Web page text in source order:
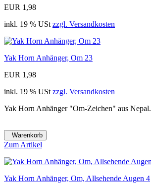
EUR 1,98
inkl. 19 % USt zzgl. Versandkosten
Yak Horn Anhänger, Om 23
EUR 1,98
inkl. 19 % USt zzgl. Versandkosten
Yak Horn Anhänger "Om-Zeichen" aus Nepal.
Warenkorb
Zum Artikel
Yak Horn Anhänger, Om, Allsehende Augen 4